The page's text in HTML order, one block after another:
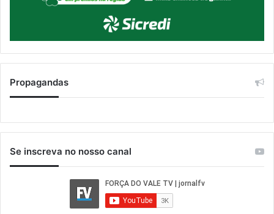
Propagandas
Se inscreva no nosso canal